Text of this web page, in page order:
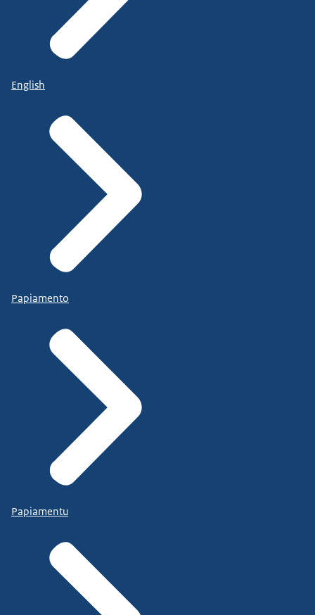
English
Papiamento
Papiamentu